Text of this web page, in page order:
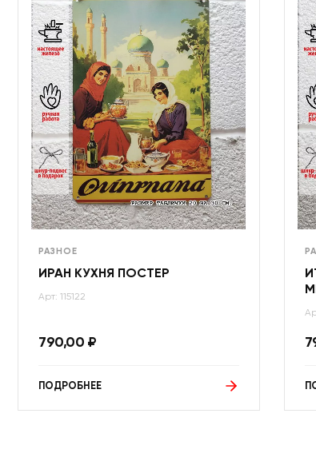
РАЗНОЕ
ИРАН КУХНЯ ПОСТЕР
Арт: 115122
790,00 ₽
ПОДРОБНЕЕ